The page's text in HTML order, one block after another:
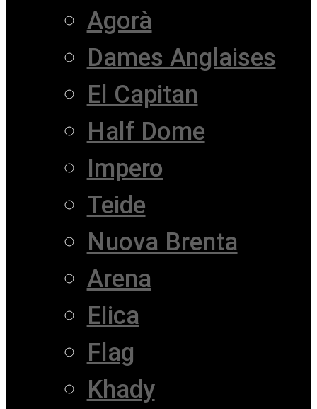
Agorà
Dames Anglaises
El Capitan
Half Dome
Impero
Teide
Nuova Brenta
Arena
Elica
Flag
Khady